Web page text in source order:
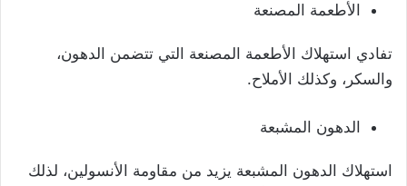
الأطعمة المصنعة
تفادي استهلاك الأطعمة المصنعة التي تتضمن الدهون،
والسكر، وكذلك الأملاح.
الدهون المشبعة
استهلاك الدهون المشبعة يزيد من مقاومة الأنسولين، لذلك